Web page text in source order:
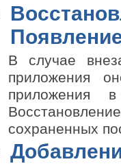
В случае
приложения
приложения
сохраненных